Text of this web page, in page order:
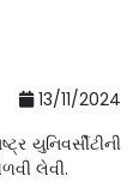
13/11/2024
યુનિવર્સીટીની
લેવી.